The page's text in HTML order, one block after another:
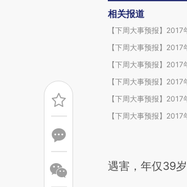
相关报道
【下周大事预报】
【下周大事预报】
【下周大事预报】
【下周大事预报】
【下周大事预报】
【下周大事预报】
遇害，年仅39岁